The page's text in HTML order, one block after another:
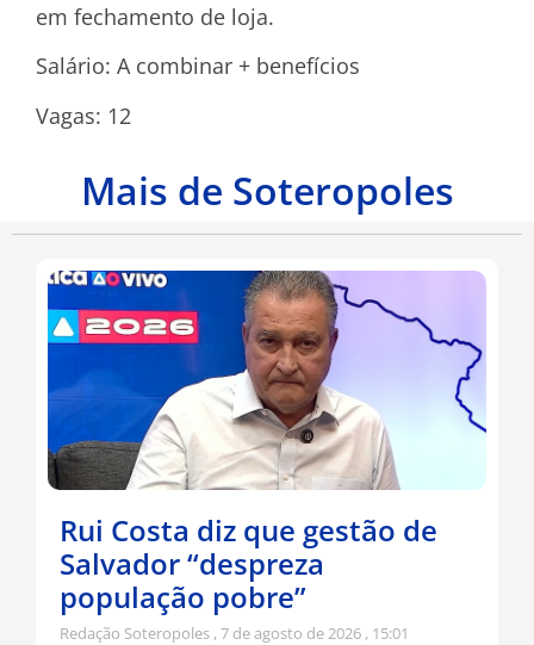
em fechamento de loja.
Salário: A combinar + benefícios
Vagas: 12
Mais de Soteropoles
Rui Costa diz que gestão de
Salvador “despreza
população pobre”
Redação Soteropoles 7 de agosto de 2026 15:01